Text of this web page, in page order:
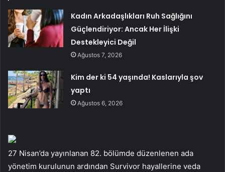
Kadın Arkadaşlıkları Ruh Sağlığını
Güçlendiriyor: Ancak Her İlişki
Destekleyici Değil
Ağustos 7, 2026
Kim der ki 54 yaşında! Kaslarıyla şov
yaptı
Ağustos 6, 2026
27 Nisan’da yayınlanan 82. bölümde düzenlenen ada
yönetim kurulunun ardından Survivor hayallerine veda